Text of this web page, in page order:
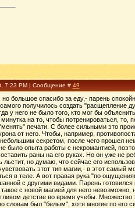
7:23 PM | Сообщение # 49
но большое спасибо за еду,- парень
получилось создать "расщепление
у него не было того, кто мог бы
на то, чтобы потренироваться,
печати. С более сильными это
от него. Чтобы, например,
секретом, после чего прошел
было опыта работы с некромантией,
раны на его руках. Но он уже не
но думаю, что сейчас его
этот тип магии,- в этот самый
в теле. А вот правая рука "по
с другими видами. Парень
с новой магией для него невозможно,
детстве во время учебы. Множество
словам был "белым", хотя многие по его